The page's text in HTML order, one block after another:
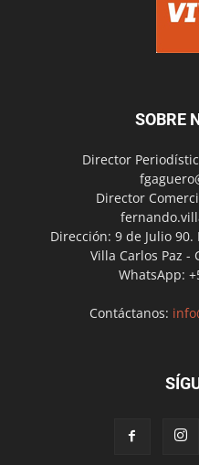
SOBRE
Director
Director
Dirección: 9 de Julio 90.
Villa Carlos Paz -
WhatsApp:
Contáctanos: